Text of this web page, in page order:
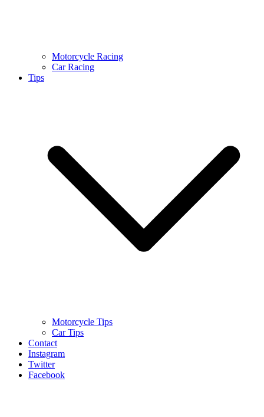
Motorcycle Racing
Car Racing
Tips
Motorcycle Tips
Car Tips
Contact
Instagram
Twitter
Facebook